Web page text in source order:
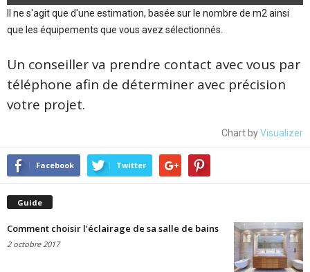
Il ne s'agit que d'une estimation, basée sur le nombre de m2 ainsi
que les équipements que vous avez sélectionnés.
Un conseiller va prendre contact avec vous par
téléphone afin de déterminer avec précision
votre projet.
Chart byVisualizer
Facebook Twitter
Guide
Comment choisir l’éclairage de sa salle de bains
2 octobre 2017